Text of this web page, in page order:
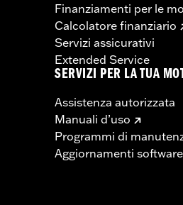
Finanziamenti per le
Calcolatore finanziario
Servizi assicurativi
Extended Service
SERVIZI PER LA TUA
Assistenza autorizzata
Manuali d’uso
Programmi di
Aggiornamenti software